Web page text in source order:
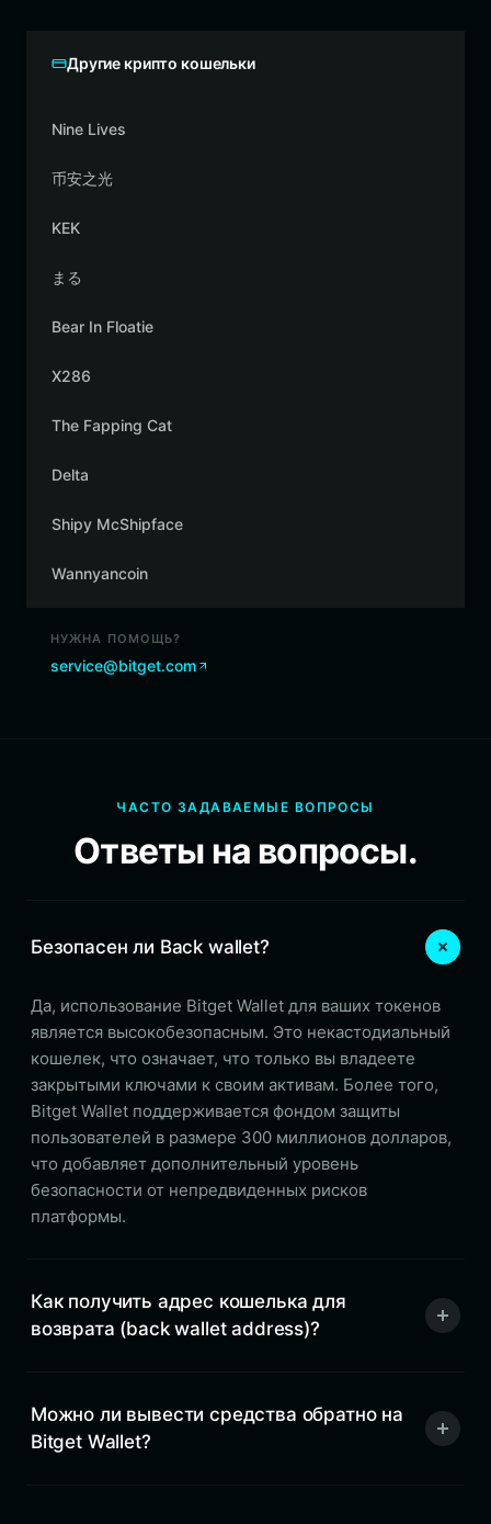
Другие крипто кошельки
Nine Lives
币安之光
KEK
まる
Bear In Floatie
X286
The Fapping Cat
Delta
Shipy McShipface
Wannyancoin
НУЖНА ПОМОЩЬ?
service@bitget.com
ЧАСТО ЗАДАВАЕМЫЕ ВОПРОСЫ
Ответы на вопросы.
Безопасен ли Back wallet?
Да, использование Bitget Wallet для ваших токенов
является высокобезопасным. Это некастодиальный
кошелек, что означает, что только вы владеете
закрытыми ключами к своим активам. Более того,
Bitget Wallet поддерживается фондом защиты
пользователей в размере 300 миллионов долларов,
что добавляет дополнительный уровень
безопасности от непредвиденных рисков
платформы.
Как получить адрес кошелька для
возврата (back wallet address)?
Можно ли вывести средства обратно на
Bitget Wallet?